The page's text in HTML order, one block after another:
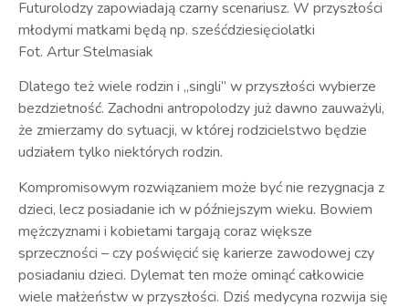
Futurolodzy zapowiadają czarny scenariusz. W przyszłości
młodymi matkami będą np. sześćdziesięciolatki
Fot. Artur Stelmasiak
Dlatego też wiele rodzin i „singli” w przyszłości wybierze
bezdzietność. Zachodni antropolodzy już dawno zauważyli,
że zmierzamy do sytuacji, w której rodzicielstwo będzie
udziałem tylko niektórych rodzin.
Kompromisowym rozwiązaniem może być nie rezygnacja z
dzieci, lecz posiadanie ich w późniejszym wieku. Bowiem
mężczyznami i kobietami targają coraz większe
sprzeczności – czy poświęcić się karierze zawodowej czy
posiadaniu dzieci. Dylemat ten może ominąć całkowicie
wiele małżeństw w przyszłości. Dziś medycyna rozwija się